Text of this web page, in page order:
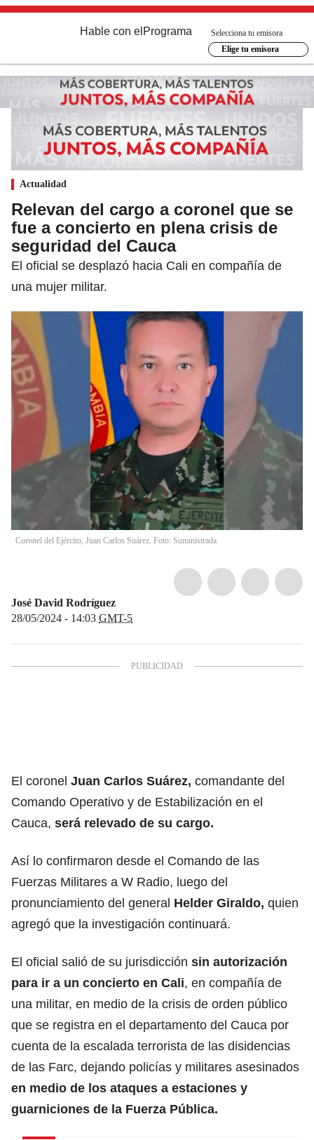
Hable con el Programa
Selecciona tu emisora
Elige tu emisora
Actualidad
Relevan del cargo a coronel que se
fue a concierto en plena crisis de
seguridad del Cauca
El oficial se desplazó hacia Cali en compañía de
una mujer militar.
Coronel del Ejército, Juan Carlos Suárez. Foto: Suministrada
José David Rodríguez
28/05/2024 - 14:03 GMT-5
El coronel Juan Carlos Suárez, comandante del
Comando Operativo y de Estabilización en el
Cauca, será relevado de su cargo.
Así lo confirmaron desde el Comando de las
Fuerzas Militares a W Radio, luego del
pronunciamiento del general Helder Giraldo, quien
agregó que la investigación continuará.
El oficial salió de su jurisdicción sin autorización
para ir a un concierto en Cali, en compañía de
una militar, en medio de la crisis de orden público
que se registra en el departamento del Cauca por
cuenta de la escalada terrorista de las disidencias
de las Farc, dejando policías y militares asesinados
en medio de los ataques a estaciones y
guarniciones de la Fuerza Pública.